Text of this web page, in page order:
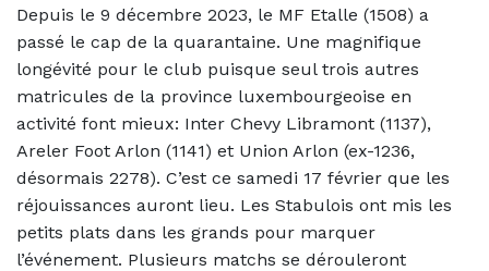
Depuis le 9 décembre 2023, le MF Etalle (1508) a
passé le cap de la quarantaine. Une magnifique
longévité pour le club puisque seul trois autres
matricules de la province luxembourgeoise en
activité font mieux: Inter Chevy Libramont (1137),
Areler Foot Arlon (1141) et Union Arlon (ex-1236,
désormais 2278). C’est ce samedi 17 février que les
réjouissances auront lieu. Les Stabulois ont mis les
petits plats dans les grands pour marquer
l’événement. Plusieurs matchs se dérouleront